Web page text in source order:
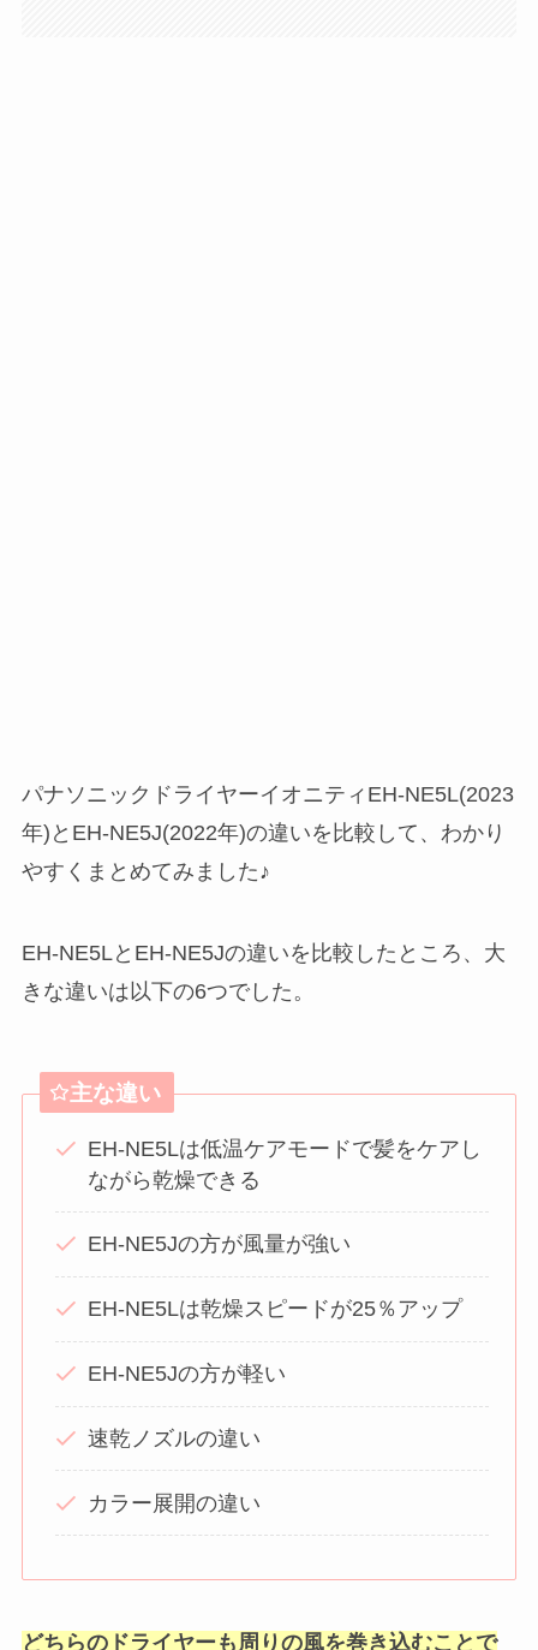
パナソニックドライヤーイオニティEH-NE5L(2023
年)とEH-NE5J(2022年)の違いを比較して、わかり
やすくまとめてみました♪
EH-NE5LとEH-NE5Jの違いを比較したところ、大
きな違いは以下の6つでした。
主な違い
EH-NE5Lは低温ケアモードで髪をケアし
ながら乾燥できる
EH-NE5Jの方が風量が強い
EH-NE5Lは乾燥スピードが25％アップ
EH-NE5Jの方が軽い
速乾ノズルの違い
カラー展開の違い
どちらのドライヤーも周りの風を巻き込むことで